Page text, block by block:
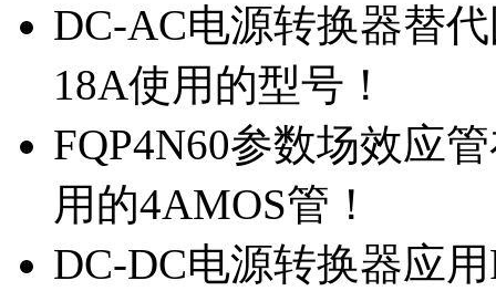
DC-AC电源转换器替
18A使用的型号！
FQP4N60参数场效应
用的4AMOS管！
DC-DC电源转换器应